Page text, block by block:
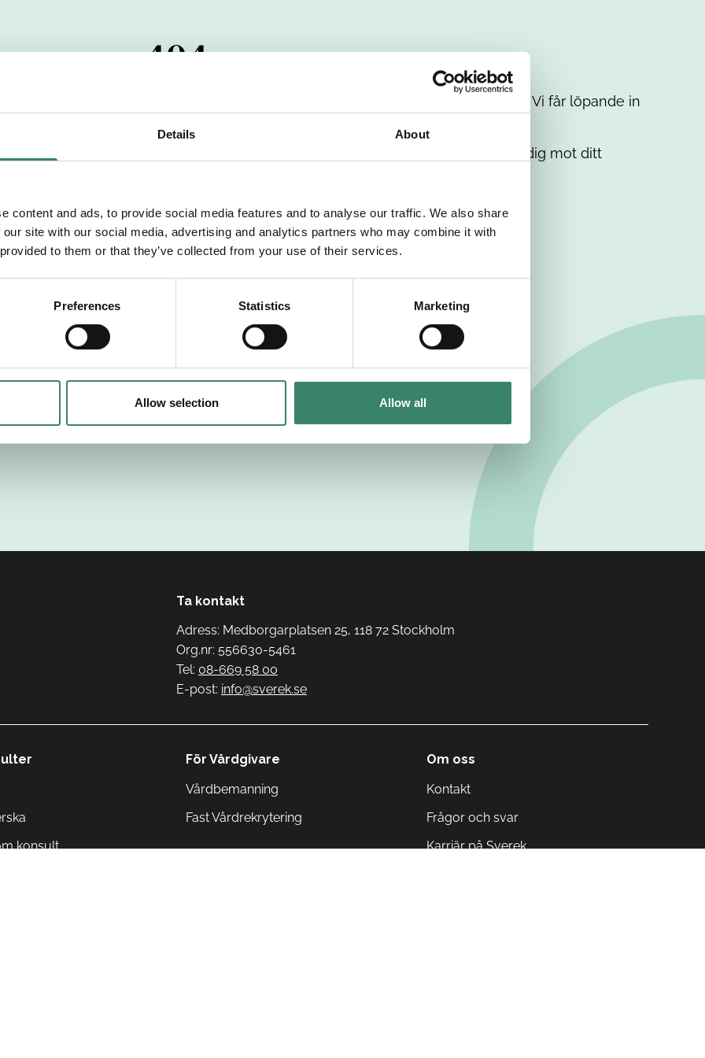
Details About
content and ads, to provide social media features and to analyse our traffic. We also share
site with our social media, advertising and analytics partners who may combine it with
to them or that they’ve collected from your use of their services.
Preferences Statistics Marketing
Allow selection Allow all
404
har passerats. Vi uppskattar verkligen ditt intresse. Misströsta inte. Vi får löpande in
dig med mer information om våra aktuella uppdrag. Tillsammans matchar vi dig mot ditt
Tillbaka till Sverek
Ta kontakt
Adress: Medborgarplatsen 25, 118 72 Stockholm
Org.nr: 556630-5461
Tel: 08-669 58 00
E-post: info@sverek.se
konsult
För Vårdgivare
Vårdbemanning
Fast Vårdrekrytering
Om oss
Kontakt
Frågor och svar
Karriär på Sverek